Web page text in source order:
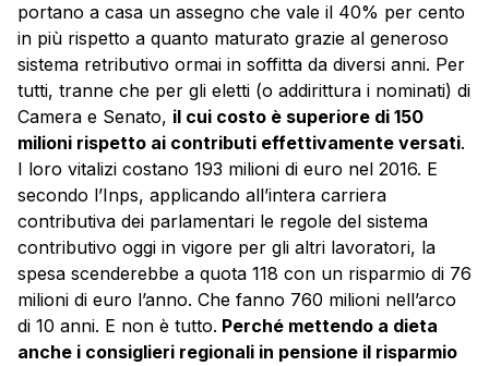
portano a casa un assegno che vale il 40% per cento
in più rispetto a quanto maturato grazie al generoso
sistema retributivo ormai in soffitta da diversi anni. Per
tutti, tranne che per gli eletti (o addirittura i nominati) di
Camera e Senato, il cui costo è superiore di 150
milioni rispetto ai contributi effettivamente versati.
I loro vitalizi costano 193 milioni di euro nel 2016. E
secondo l’Inps, applicando all’intera carriera
contributiva dei parlamentari le regole del sistema
contributivo oggi in vigore per gli altri lavoratori, la
spesa scenderebbe a quota 118 con un risparmio di 76
milioni di euro l’anno. Che fanno 760 milioni nell’arco
di 10 anni. E non è tutto. Perché mettendo a dieta
anche i consiglieri regionali in pensione il risparmio